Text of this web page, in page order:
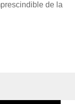
de la
author/pia/